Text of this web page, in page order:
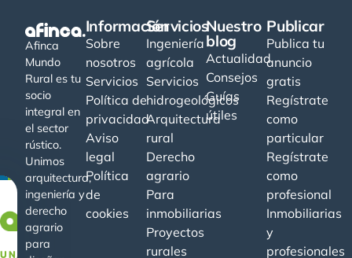
Afinca
Mundo
Rural es tu
socio
integral en
el sector
rústico.
Unimos
arquitectura,
ingeniería y
derecho
agrario
para
Información
Sobre
nosotros
Servicios
Política de
privacidad
Aviso
legal
Política
de
cookies
Servicios
Ingeniería
agrícola
Servicios
hidrogeológicos
Arquitectura
rural
Derecho
agrario
Para
inmobiliarias
Proyectos
rurales
Nuestro
blog
Actualidad
Consejos
Guías
útiles
Publicar
Publica tu
anuncio
gratis
Regístrate
como
particular
Regístrate
como
profesional
Inmobiliarias
y
profesionales
−20%
UNA